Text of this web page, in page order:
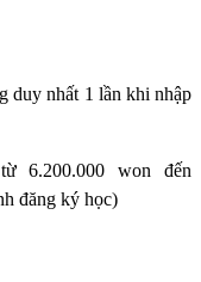
duy nhất 1 lần khi nhập
6.200.000 won đến
đăng ký học)